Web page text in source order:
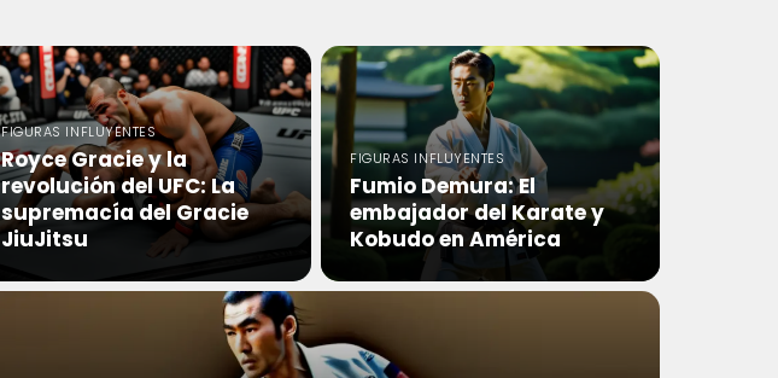
FIGURAS INFLUYENTES
Royce Gracie y la
revolución del UFC: La
supremacía del Gracie
JiuJitsu
FIGURAS INFLUYENTES
Fumio Demura: El
embajador del Karate y
Kobudo en América